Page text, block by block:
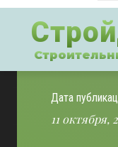
Дата
11 октября,